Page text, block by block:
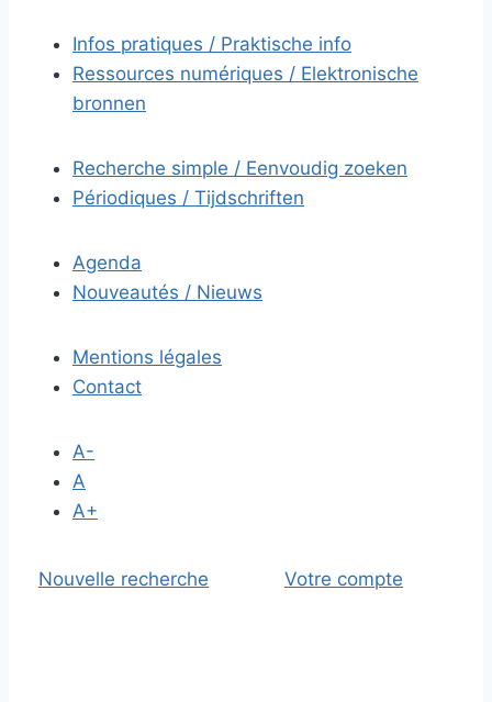
Infos pratiques / Praktische info
Ressources numériques / Elektronische
bronnen
Recherche simple / Eenvoudig zoeken
Périodiques / Tijdschriften
Agenda
Nouveautés / Nieuws
Mentions légales
Contact
A-
A
A+
Nouvelle recherche Votre compte